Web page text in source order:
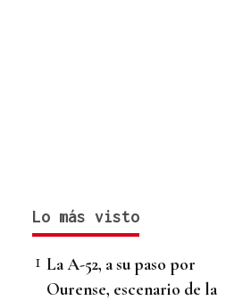
Lo más visto
La A-52, a su paso por
Ourense, escenario de la